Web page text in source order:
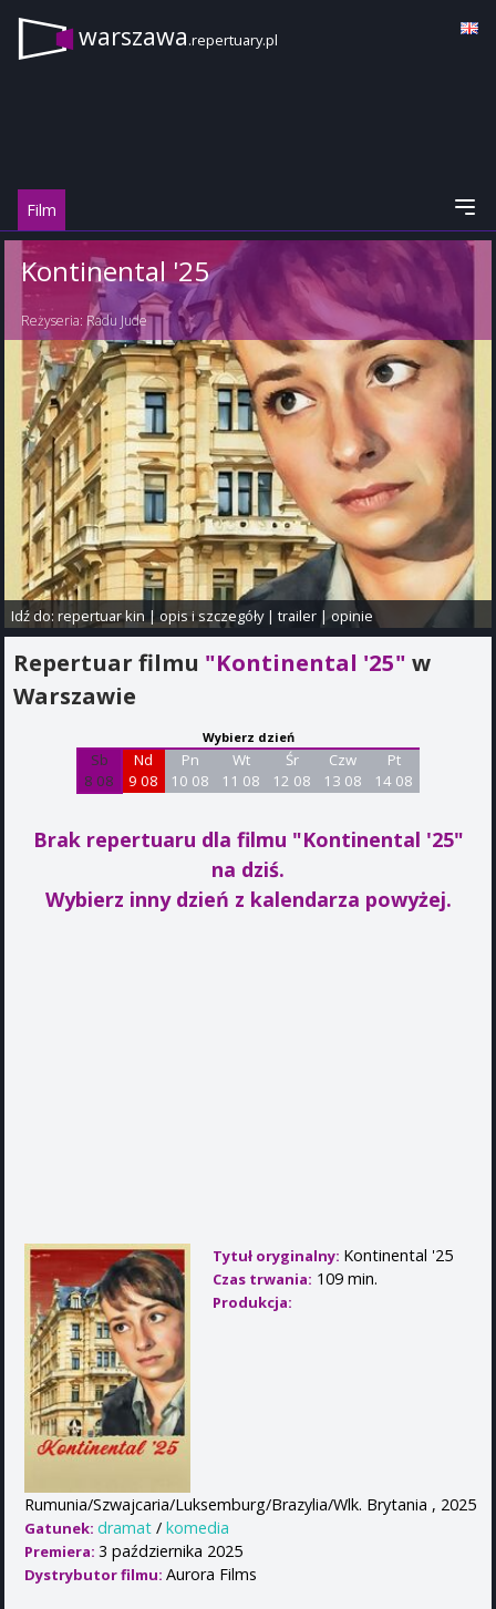
warszawa.repertuary.pl
Film
Kontinental '25
Reżyseria: Radu Jude
Idź do:repertuar kin |opis i szczegóły|trailer |opinie
Repertuar filmu "Kontinental '25" w
Warszawie
Wybierz dzień
Sb
8 08
Nd
9 08
Pn
10 08
Wt
11 08
Śr
12 08
Czw
13 08
Pt
14 08
Brak repertuaru dla filmu "Kontinental '25"
na dziś.
Wybierz inny dzień z kalendarza powyżej.
Tytuł oryginalny: Kontinental '25
Czas trwania: 109 min.
Produkcja:
Rumunia/Szwajcaria/Luksemburg/Brazylia/Wlk. Brytania , 2025
Gatunek: dramat / komedia
Premiera: 3 października 2025
Dystrybutor filmu: Aurora Films